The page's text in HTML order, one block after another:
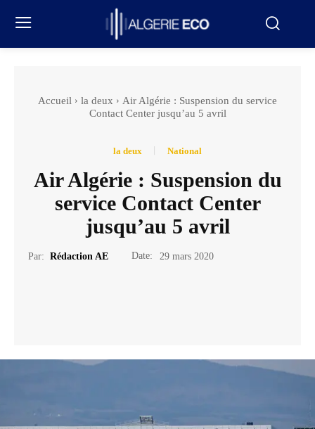
Accueil la deux
Air Algérie : Suspension du service
Contact Center jusqu’au 5 avril
la deux National
Air Algérie : Suspension du
service Contact Center
jusqu’au 5 avril
Par: Rédaction AE Date: 29 mars 2020